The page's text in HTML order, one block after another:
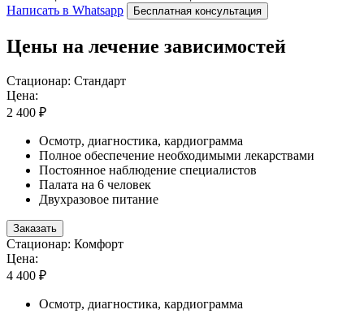
Написать в Whatsapp
Бесплатная консультация
Цены на лечение зависимостей
Стационар: Стандарт
Цена:
2 400 ₽
Осмотр, диагностика, кардиограмма
Полное обеспечение необходимыми лекарствами
Постоянное наблюдение специалистов
Палата на 6 человек
Двухразовое питание
Заказать
Стационар: Комфорт
Цена:
4 400 ₽
Осмотр, диагностика, кардиограмма